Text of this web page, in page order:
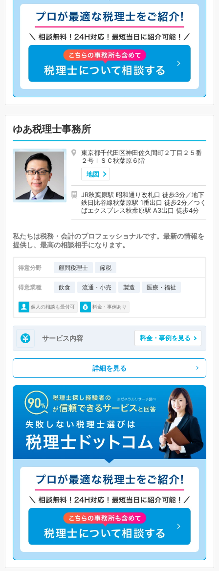
ゆあ税理士事務所
東京都千代田区神田佐久間町２丁目２５番
２号ＩＳＣ秋葉原６階
地図
JR秋葉原駅 昭和通り改札口 徒歩3分／地下
鉄日比谷線秋葉原駅 1番出口 徒歩2分／つく
ばエクスプレス秋葉原駅 A3出口 徒歩4分
私たちは税務・会計のプロフェッショナルです。最新の情報を
提供し、最高の相談相手になります。
得意分野 顧問税理士 節税
得意業種 飲食 流通・小売 製造 医療・福祉
個人の相談も受付可 料金・事例あり
サービス内容 料金・事例を見る
詳細を見る